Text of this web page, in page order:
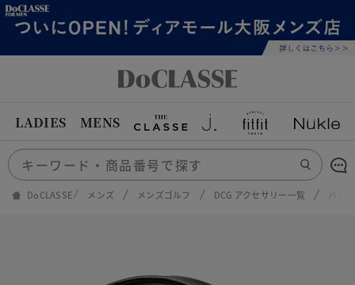
LADIES MENS
DoCLASSE メンズ メンズゴルフ DCG アクセサリー一覧 バケ